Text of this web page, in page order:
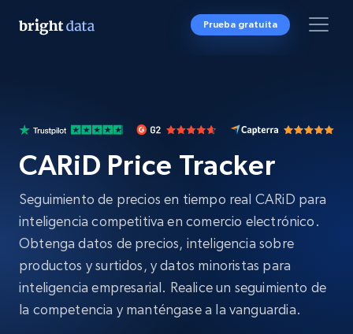
Prueba gratuita
CARiD Price Tracker
Seguimiento de precios en tiempo real CARiD para
inteligencia competitiva en comercio electrónico.
Obtenga datos de precios, inteligencia sobre
productos y surtidos, y datos minoristas para
inteligencia empresarial. Realice un seguimiento de
la competencia y manténgase a la vanguardia.